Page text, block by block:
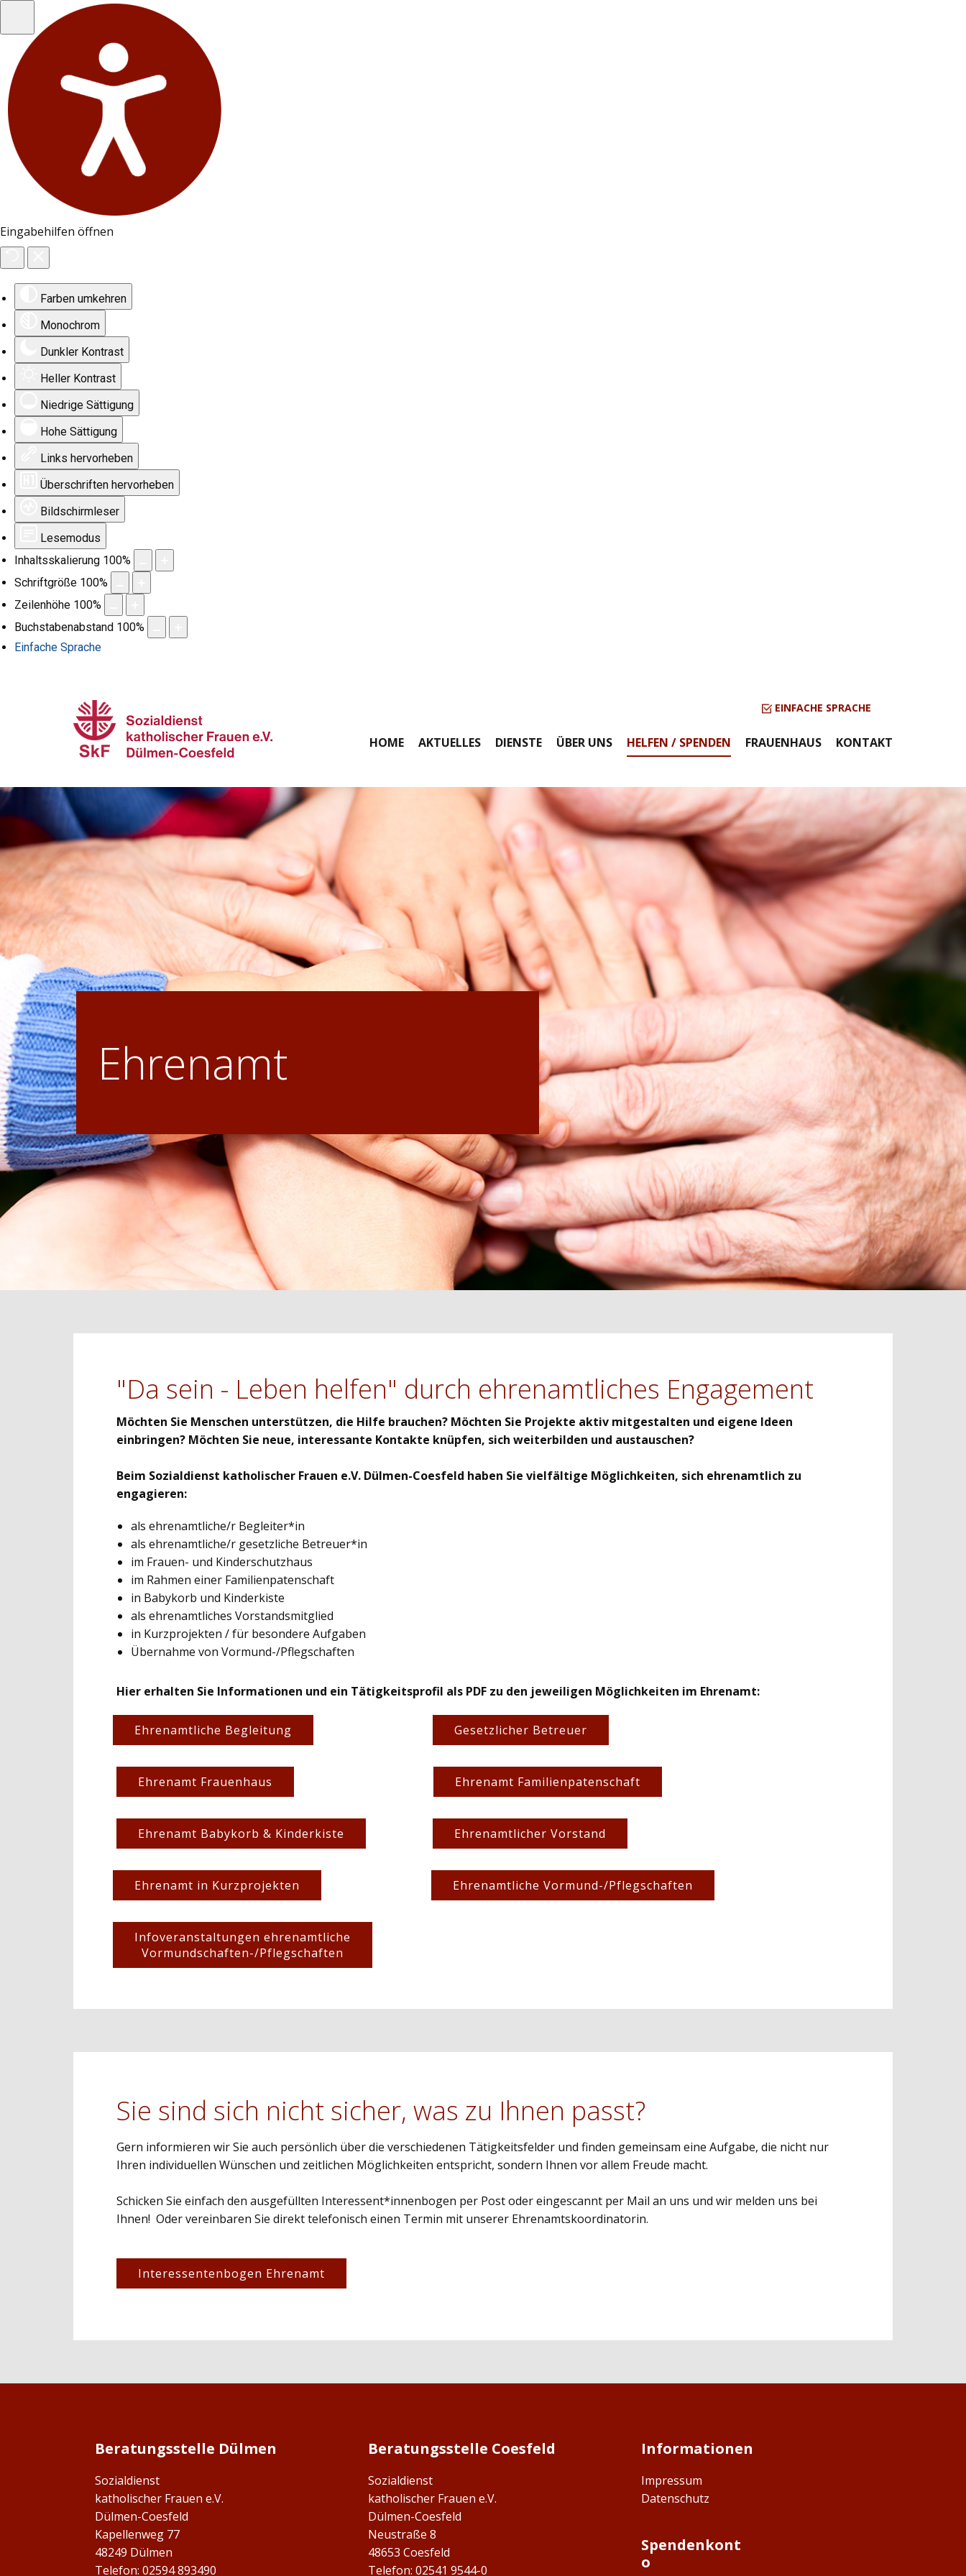
Eingabehilfen öffnen
Farben umkehren
Monochrom
Dunkler Kontrast
Heller Kontrast
Niedrige Sättigung
Hohe Sättigung
Links hervorheben
Überschriften hervorheben
Bildschirmleser
Lesemodus
Inhaltsskalierung 100%
Schriftgröße 100%
Zeilenhöhe 100%
Buchstabenabstand 100%
Einfache Sprache
EINFACHE SPRACHE
HOME AKTUELLES DIENSTE ÜBER UNS HELFEN / SPENDEN FRAUENHAUS KONTAKT
Ehrenamt
"Da sein - Leben helfen" durch ehrenamtliches Engagement
Möchten Sie Menschen unterstützen, die Hilfe brauchen? Möchten Sie Projekte aktiv mitgestalten und eigene Ideen
einbringen? Möchten Sie neue, interessante Kontakte knüpfen, sich weiterbilden und austauschen?
Beim ​Sozialdienst katholischer Frauen e.V. Dülmen-Coesfeld haben Sie vielfältige Möglichkeiten, sich ehrenamtlich zu
engagieren:
als ehrenamtliche/r Begleiter*in
als ehrenamtliche/r gesetzliche Betreuer*in
im Frauen- und Kinderschutzhaus
im Rahmen einer Familienpatenschaft
in Babykorb und Kinderkiste
als ehrenamtliches Vorstandsmitglied
in Kurzprojekten / für besondere Aufgaben
Übernahme von Vormund-/Pflegschaften
Hier erhalten Sie Informationen und ein Tätigkeitsprofil als PDF zu den jeweiligen Möglichkeiten im Ehrenamt:
Ehrenamtliche Begleitung Gesetzlicher Betreuer
Ehrenamt Frauenhaus Ehrenamt Familienpatenschaft
Ehrenamt Babykorb & Kinderkiste Ehrenamtlicher Vorstand
Ehrenamt in Kurzprojekten Ehrenamtliche Vormund-/Pflegschaften
Infoveranstaltungen ehrenamtliche
Vormundschaften-/Pflegschaften
Sie sind sich nicht sicher, was zu Ihnen passt?
Gern informieren wir Sie auch persönlich über die verschiedenen Tätigkeitsfelder und finden gemeinsam eine Aufgabe, die nicht nur
Ihren individuellen Wünschen und zeitlichen Möglichkeiten entspricht, sondern Ihnen vor allem Freude macht.
Schicken Sie einfach den ausgefüllten Interessent*innenbogen per Post oder eingescannt per Mail an uns und wir melden uns bei
Ihnen! Oder vereinbaren Sie direkt telefonisch einen Termin mit unserer Ehrenamtskoordinatorin.
Interessentenbogen Ehrenamt
Beratungsstelle Dülmen
Sozialdienst
katholischer Frauen e.V.
Dülmen-Coesfeld
Kapellenweg 77
48249 Dülmen
Telefon: 02594 893490
Beratungsstelle Coesfeld
Sozialdienst
katholischer Frauen e.V.
Dülmen-Coesfeld
Neustraße 8
48653 Coesfeld
Telefon: ​02541 9544-0
Informationen
Impressum
Datenschutz
Spendenkont
o